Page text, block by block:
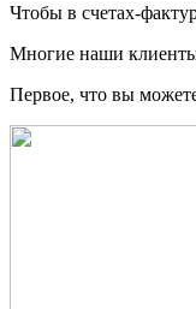
Чтобы в счетах-
Многие наши
Первое, что вы